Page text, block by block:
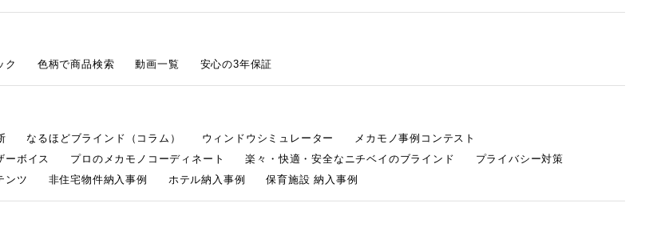
ク 色柄で商品検索 動画一覧 安心の3年保証
なるほどブラインド（コラム） ウィンドウシミュレーター
メカモノ事例コンテスト
ーボイス プロのメカモノコーディネート 楽々・快適・安全なニチベイのブラインド
プライバシー対策
ンツ 非住宅物件納入事例 ホテル納入事例 保育施設 納入事例